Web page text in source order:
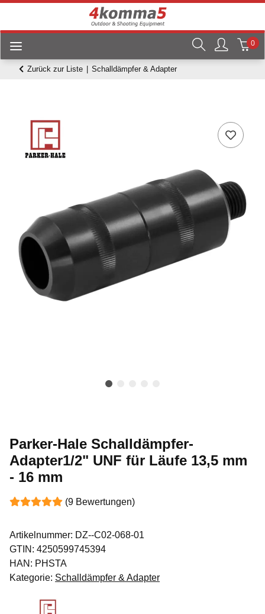
0
Zurück zur Liste Schalldämpfer & Adapter
Parker-Hale Schalldämpfer-
Adapter1/2" UNF für Läufe 13,5 mm
- 16 mm
(9 Bewertungen)
Artikelnummer: DZ--C02-068-01
GTIN: 4250599745394
HAN: PHSTA
Kategorie: Schalldämpfer & Adapter